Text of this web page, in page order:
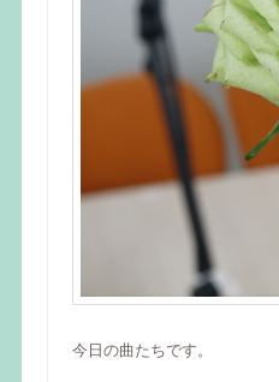
今日の曲たちです。